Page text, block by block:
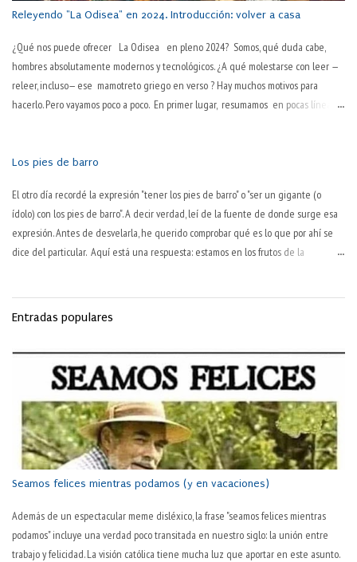
decía Pep Guardiola,...
Releyendo "La Odisea" en 2024. Introducción: volver a casa
¿Qué nos puede ofrecer La Odisea en pleno 2024? Somos, qué duda cabe,
hombres absolutamente modernos y tecnológicos. ¿A qué molestarse con leer —
releer, incluso— ese mamotreto griego en verso ? Hay muchos motivos para
hacerlo. Pero vayamos poco a poco. En primer lugar, resumamos en pocas líneas
héroe griego Odiseo (al modo latino, Ulises). Además de haber luchado diez años
que era ni más ni menos que rey. Durante esos veinte años, su hijo Telémaco y
su esposa Penélope —prototipo clásico de mujer activamente fiel— han de tolerar
en su palacio a los pretendientes que habían dado por muerto a Odiseo, y que se
dedicaban a consumir los bienes de la familia. Se...
Los pies de barro
El otro día recordé la expresión "tener los pies de barro" o "ser un gigante (o
ídolo) con los pies de barro". A decir verdad, leí de la fuente de donde surge esa
expresión. Antes de desvelarla, he querido comprobar qué es lo que por ahí se
dice del particular. Aquí está una respuesta: estamos en los frutos de la
Otra vez, sí. Por enésima vez, un caso en que un texto se ha hecho cultura: vida y
vidilla, lo cual es un éxito (pasado) del original. No nos vendría mal recordar su
tan vago que no quiere hacer un click en el link. Allí, el profeta Daniel le cuenta
al rey de nombre impronunciable (Nabucodonosor) el sentido de uno de sus
sueños más perturbadores. Es importante tener presente el significado de la
metáf...
Entradas populares
Seamos felices mientras podamos (y en vacaciones)
Además de un espectacular meme disléxico, la frase "seamos felices mientras
podamos" incluye una verdad poco transitada en nuestro siglo: la unión entre
trabajo y felicidad. La visión católica tiene mucha luz que aportar en este asunto.